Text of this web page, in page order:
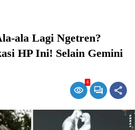
ala Lagi Ngetren?
HP Ini! Selain Gemini
4